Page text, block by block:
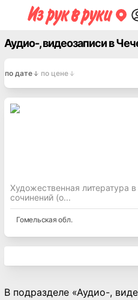
Аудио-, видеозаписи в
по дате по цене
Художественная литература
сочинений (о...
Гомельская обл.
В подразделе «Аудио-,